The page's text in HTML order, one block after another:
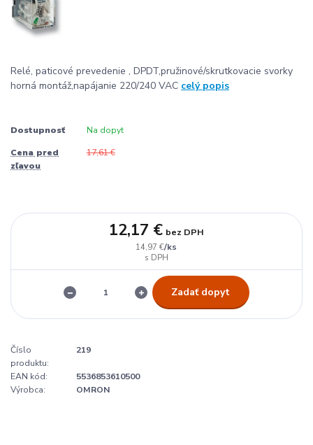
Relé, paticové prevedenie , DPDT,pružinové/skrutkovacie svorky
horná montáž,napájanie 220/240 VAC celý popis
Dostupnosť Na dopyt
Cena pred
zľavou
17,61 €
14,97 €/ks
12,17 € bez DPH
Zadať dopyt
Číslo
produktu:
219
EAN kód:
5536853610500
Výrobca:
OMRON